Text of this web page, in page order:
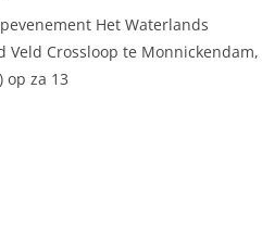
Het Waterlands
Veld Crossloop te Monnickendam,
op za 13